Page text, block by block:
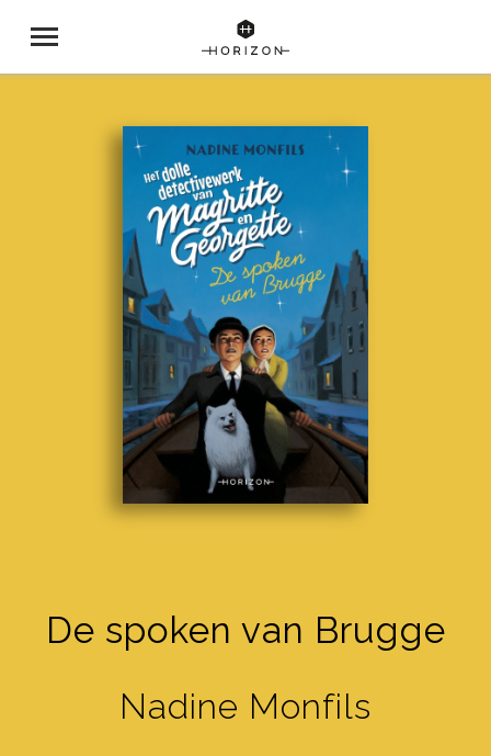
De spoken van Brugge
Nadine Monfils